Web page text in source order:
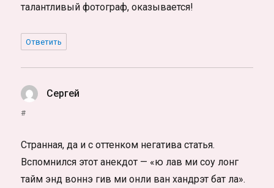
талантливый фотограф, оказывается!
Ответить
Сергей
#
Странная, да и с оттенком негатива статья.
Вспомнился этот анекдот — «ю лав ми соу лонг
тайм энд воннэ гив ми онли ван хандрэт бат ла».